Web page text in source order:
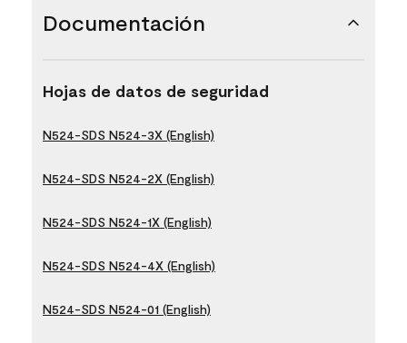
Documentación
Hojas de datos de seguridad
N524-SDS N524-3X (English)
N524-SDS N524-2X (English)
N524-SDS N524-1X (English)
N524-SDS N524-4X (English)
N524-SDS N524-01 (English)